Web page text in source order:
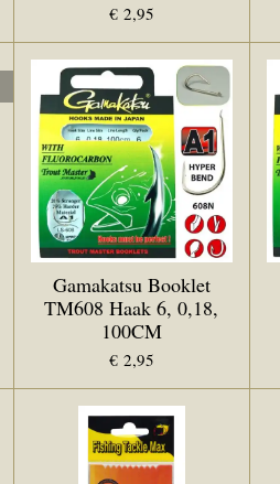
€ 2,95
Gamakatsu Booklet
TM608 Haak 6, 0,18,
100CM
€ 2,95